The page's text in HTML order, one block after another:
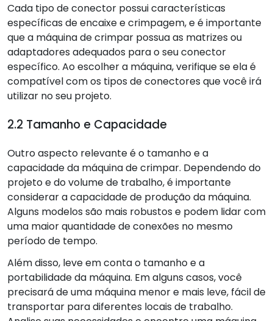
Cada tipo de conector possui características
específicas de encaixe e crimpagem, e é importante
que a máquina de crimpar possua as matrizes ou
adaptadores adequados para o seu conector
específico. Ao escolher a máquina, verifique se ela é
compatível com os tipos de conectores que você irá
utilizar no seu projeto.
2.2 Tamanho e Capacidade
Outro aspecto relevante é o tamanho e a
capacidade da máquina de crimpar. Dependendo do
projeto e do volume de trabalho, é importante
considerar a capacidade de produção da máquina.
Alguns modelos são mais robustos e podem lidar com
uma maior quantidade de conexões no mesmo
período de tempo.
Além disso, leve em conta o tamanho e a
portabilidade da máquina. Em alguns casos, você
precisará de uma máquina menor e mais leve, fácil de
transportar para diferentes locais de trabalho.